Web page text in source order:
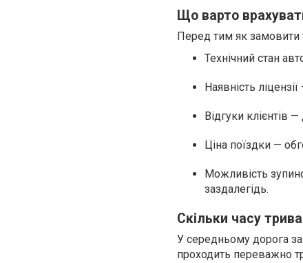
Що варто
Перед тим як замовити
Технічний стан
Наявність
Відгуки клієнтів
Ціна поїздки —
Можливість
заздалегідь.
Скільки часу
У середньому дорога
проходить переважно